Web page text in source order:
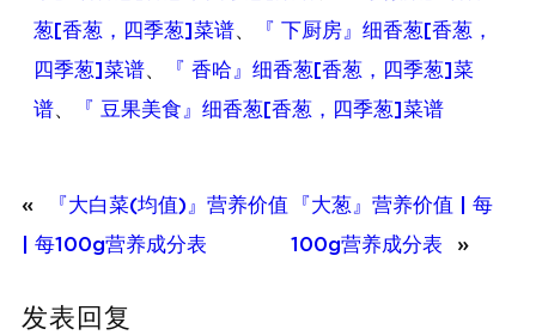
葱[香葱，四季葱]菜谱、
『 下厨房』细香葱[香葱，
四季葱]菜谱、
『 香哈』细香葱[香葱，四季葱]菜
谱、 『 豆果美食』细香葱[香葱，四季葱]菜谱
«
『大白菜(均值)』营养价值
| 每100g营养成分表
『大葱』营养价值 | 每
100g营养成分表
»
发表回复